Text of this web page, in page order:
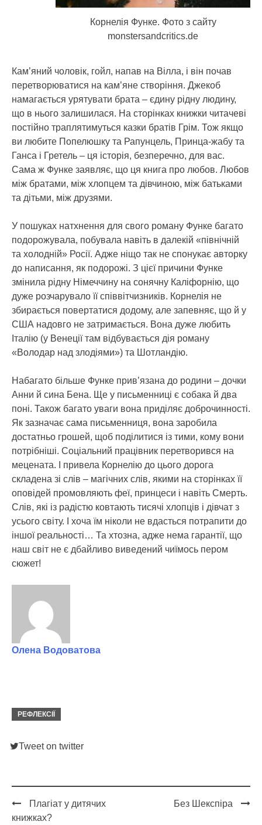
Корнелія Функе. Фото з сайту
monstersandcritics.de
Кам’яний чоловік, гойл, напав на Вілла, і він почав
перетворюватися на кам’яне створіння. Джекоб
намагається урятувати брата – єдину рідну людину,
що в нього залишилася. На сторінках книжки читачеві
постійно траплятимуться казки братів Грім. Тож якщо
ви любите Попелюшку та Рапунцель, Принца-жабу та
Ганса і Гретель – ця історія, безперечно, для вас.
Сама ж Функе заявляє, що ця книга про любов. Любов
між братами, між хлопцем та дівчиною, між батьками
та дітьми, між друзями.
У пошуках натхнення для свого роману Функе багато
подорожувала, побувала навіть в далекій «північній
та холодній» Росії. Адже ніщо так не спонукає авторку
до написання, як подорожі. З цієї причини Функе
змінила рідну Німеччину на сонячну Каліфорнію, що
дуже розчарувало її співвітчизників. Корнелія не
збирається повертатися додому, але запевняє, що й у
США надовго не затримається. Вона дуже любить
Італію (у Венеції там відбувається дія роману
«Володар над злодіями») та Шотландію.
Набагато більше Функе прив’язана до родини – дочки
Анни й сина Бена. Ще у письменниці є собака й два
поні. Також багато уваги вона приділяє доброчинності.
Як зазначає сама письменниця, вона заробила
достатньо грошей, щоб поділитися із тими, кому вони
потрібніші. Соціальний працівник перетворився на
мецената. І привела Корнелію до цього дорога
складена зі слів – магічних слів, якими на сторінках її
оповідей промовляють феї, принцеси і навіть Смерть.
Слів, які із радістю ковтають тисячі хлопців і дівчат з
усього світу. І хоча їм ніколи не вдасться потрапити до
іншої реальності… Та хтозна, адже нема гарантії, що
наш світ не є дбайливо виведений чиїмось пером
сюжет!
Олена Водоватова
РЕФЛЕКСІЇ
Tweet on twitter
Post
Плагіат у дитячих
книжках?
Без Шекспіра